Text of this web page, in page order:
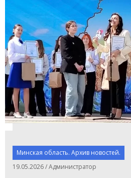
Минская область. Архив новостей.
19.05.2026 / Администратор